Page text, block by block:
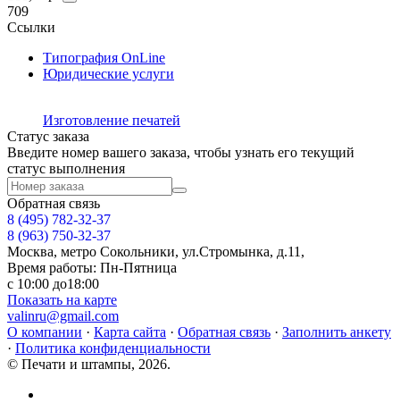
709
Ссылки
Типография OnLine
Юридические услуги
Изготовление печатей
Статус заказа
Введите номер вашего заказа, чтобы узнать его текущий
статус выполнения
Обратная связь
8 (495) 782-32-37
8 (963) 750-32-37
Москва, метро Сокольники, ул.Стромынка, д.11,
Время работы: Пн-Пятница
с 10:00 до18:00
Показать на карте
valinru@gmail.com
О компании · Карта сайта · Обратная связь · Заполнить анкету
· Политика конфиденциальности
© Печати и штампы, 2026.